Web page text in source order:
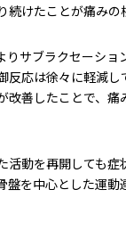
けたことが痛みの
りサブラクセーシ
反応は徐々に軽減
改善したことで、
活動を再開しても症
盤を中心とした運